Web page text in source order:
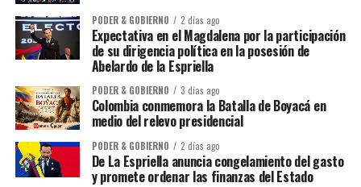
PODER & GOBIERNO 2 días ago
Expectativa en el Magdalena por la participación
de su dirigencia política en la posesión de
Abelardo de la Espriella
PODER & GOBIERNO 3 días ago
Colombia conmemora la Batalla de Boyacá en
medio del relevo presidencial
PODER & GOBIERNO 2 días ago
De La Espriella anuncia congelamiento del gasto
y promete ordenar las finanzas del Estado